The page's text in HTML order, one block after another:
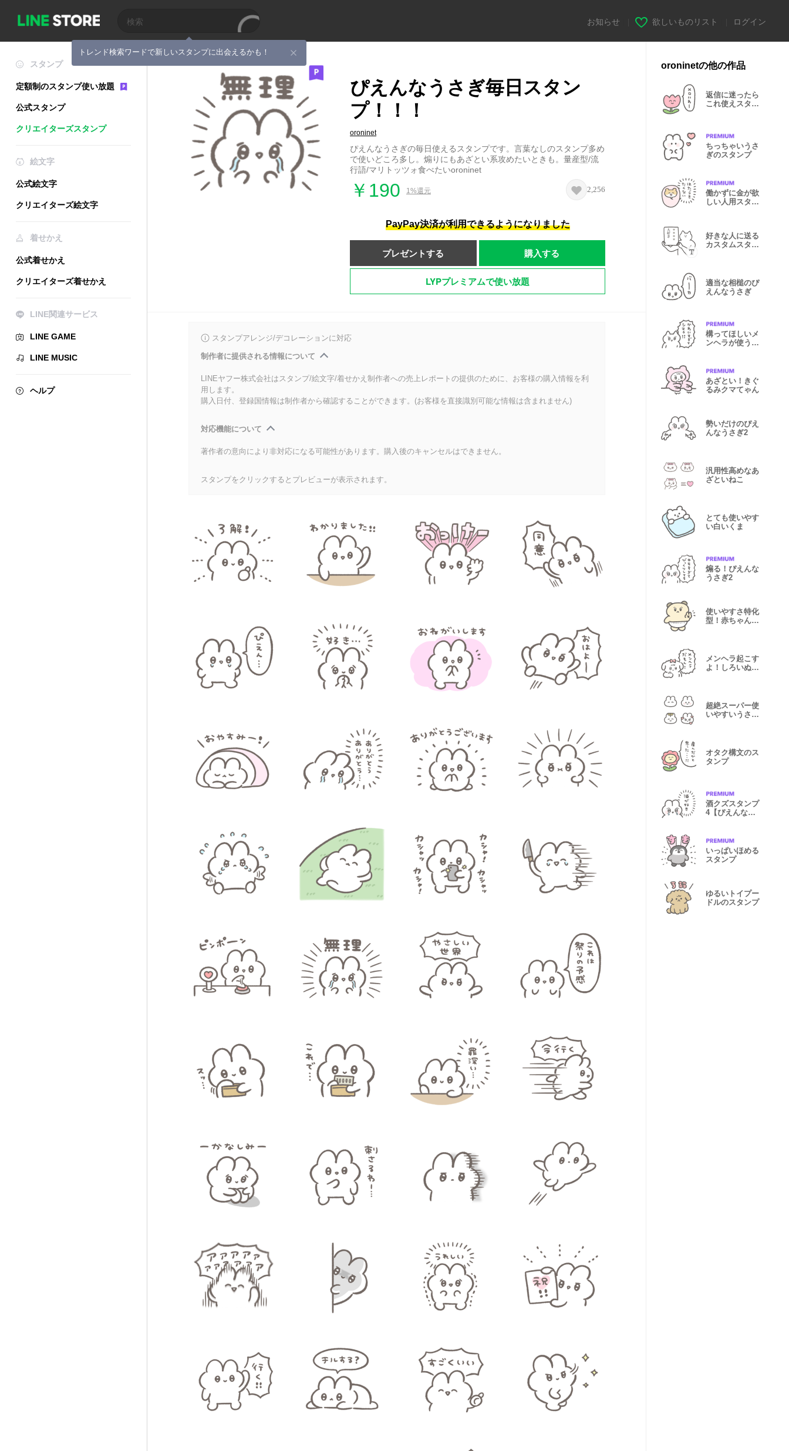
トレンド検索ワードで新しいスタンプに出会えるかも！
お知らせ 欲しいものリスト ログイン
スタンプ
定額制のスタンプ使い放題
公式スタンプ
クリエイターズスタンプ
絵文字
公式絵文字
クリエイターズ絵文字
着せかえ
公式着せかえ
クリエイターズ着せかえ
LINE関連サービス
LINE GAME
LINE MUSIC
ヘルプ
ぴえんなうさぎ毎日スタン
プ！！！
oroninet
ぴえんなうさぎの毎日使えるスタンプです。言葉なしのスタンプ多め
で使いどころ多し。煽りにもあざとい系攻めたいときも。量産型/流
行語/マリトッツォ食べたいoroninet
￥190 1%還元 2,256
PayPay決済が利用できるようになりました
プレゼントする 購入する
LYPプレミアムで使い放題
スタンプアレンジ/デコレーションに対応
制作者に提供される情報について
LINEヤフー株式会社はスタンプ/絵文字/着せかえ制作者への売上レポートの提供のために、お客様の購入情報を利
用します。
購入日付、登録国情報は制作者から確認することができます。(お客様を直接識別可能な情報は含まれません)
対応機能について
著作者の意向により非対応になる可能性があります。購入後のキャンセルはできません。
スタンプをクリックするとプレビューが表示されます。
oroninetの他の作品
返信に迷ったら
これ使えスタン
ちっちゃいうさ
ぎのスタンプ
働かずに金が欲
しい人用スタン
好きな人に送る
カスタムスタン
適当な相槌のぴ
えんなうさぎ
構ってほしいメ
ンヘラが使うス
あざとい！きぐ
るみクマてゃん
勢いだけのぴえ
んなうさぎ2
汎用性高めなあ
ざといねこ
とても使いやす
い白いくま
煽る！ぴえんな
うさぎ2
使いやすさ特化
型！赤ちゃんハ
メンヘラ起こす
よ！しろいぬち
超絶スーパー使
いやすいうさぎ
オタク構文のス
タンプ
酒クズスタンプ
4【ぴえんなう
いっぱいほめる
スタンプ
ゆるいトイプー
ドルのスタンプ